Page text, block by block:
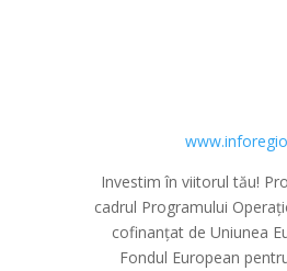
Investim în viitorul tău!
cadrul Programului
cofinanțat de Uniunea
Fondul European